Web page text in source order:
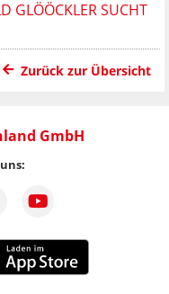
GLÖÖCKLER SUCHT
Zurück zur Übersicht
GmbH